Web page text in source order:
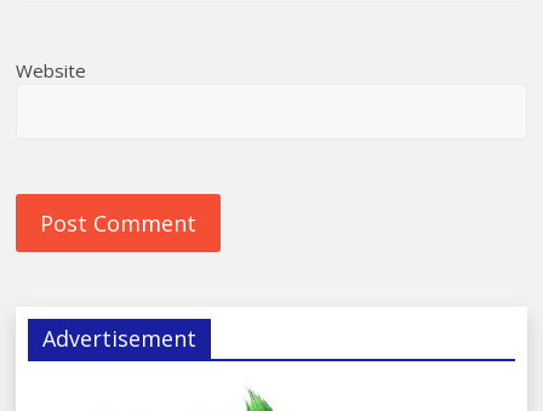
Website
Advertisement